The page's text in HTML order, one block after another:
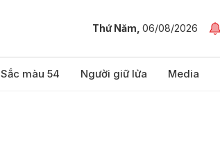
Thứ Năm, 06/08/2026
Sắc màu 54 Người giữ lửa Media